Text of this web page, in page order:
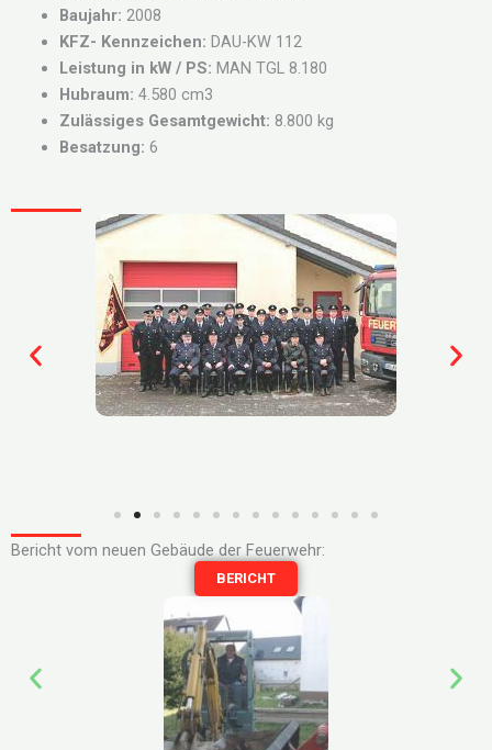
Baujahr: 2008
KFZ- Kennzeichen: DAU-KW 112
Leistung in kW / PS: MAN TGL 8.180
Hubraum: 4.580 cm3
Zulässiges Gesamtgewicht: 8.800 kg
Besatzung: 6
Bericht vom neuen Gebäude der Feuerwehr:
BERICHT